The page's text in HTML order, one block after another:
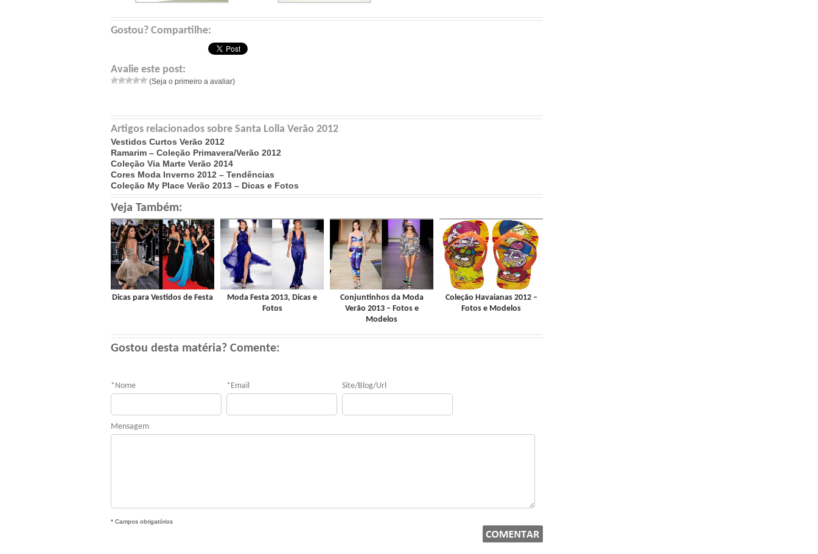
Gostou? Compartilhe:
Avalie este post:
(Seja o primeiro a avaliar)
Artigos relacionados sobre Santa Lolla Verão 2012
Vestidos Curtos Verão 2012
Ramarim – Coleção Primavera/Verão 2012
Coleção Via Marte Verão 2014
Cores Moda Inverno 2012 – Tendências
Coleção My Place Verão 2013 – Dicas e Fotos
Veja Também:
Dicas para Vestidos de Festa
Moda Festa 2013, Dicas e
Fotos
Conjuntinhos da Moda
Verão 2013 – Fotos e
Modelos
Coleção Havaianas 2012 –
Fotos e Modelos
Gostou desta matéria? Comente:
* Nome * Email Site/Blog/Url
Mensagem
* Campos obrigatórios